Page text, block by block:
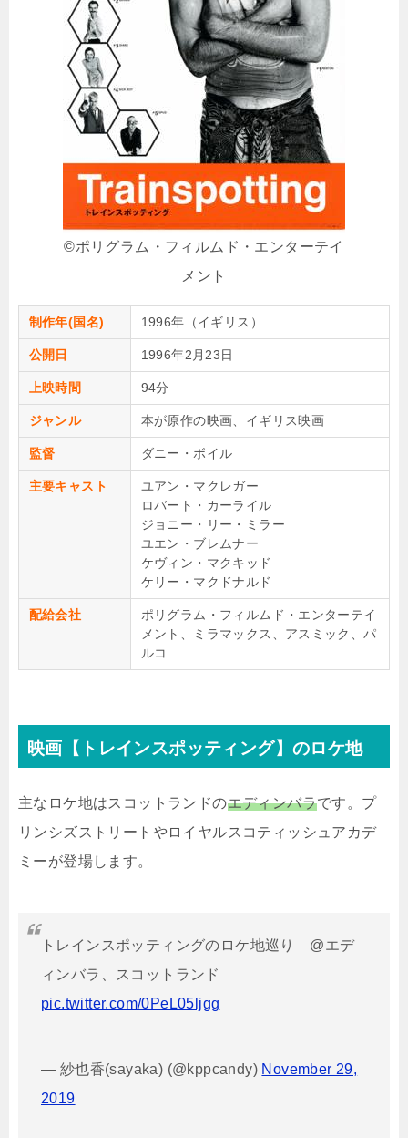
©︎ポリグラム・フィルムド・エンターテイ
メント
制作年(国名) 1996年（イギリス）
公開日 1996年2月23日
上映時間 94分
ジャンル 本が原作の映画、イギリス映画
監督 ダニー・ボイル
主要キャスト
ユアン・マクレガー
ロバート・カーライル
ジョニー・リー・ミラー
ユエン・ブレムナー
ケヴィン・マクキッド
ケリー・マクドナルド
配給会社
ポリグラム・フィルムド・エンターテイ
メント、ミラマックス、アスミック、パ
ルコ
映画【トレインスポッティング】のロケ地
主なロケ地はスコットランドのエディンバラです。プ
リンシズストリートやロイヤルスコティッシュアカデ
ミーが登場します。
トレインスポッティングのロケ地巡り @エデ
ィンバラ、スコットランド
pic.twitter.com/0PeL05ljgg
— 紗也香(sayaka) (@kppcandy) November 29,
2019